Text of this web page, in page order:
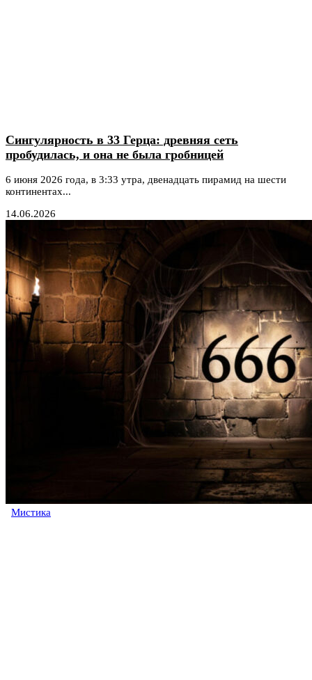
Сингулярность в 33 Герца: древняя сеть
пробудилась, и она не была гробницей
6 июня 2026 года, в 3:33 утра, двенадцать пирамид на шести
континентах...
14.06.2026
Мистика